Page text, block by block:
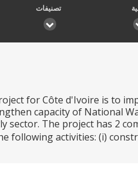
تصنيفات
for Côte d'Ivoire is to
capacity of National
sector. The project has 2
following activities: (i)